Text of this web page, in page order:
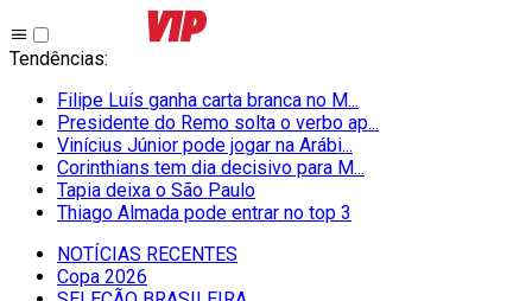
Tendências:
Filipe Luís ganha carta branca no M...
Presidente do Remo solta o verbo ap...
Vinícius Júnior pode jogar na Arábi...
Corinthians tem dia decisivo para M...
Tapia deixa o São Paulo
Thiago Almada pode entrar no top 3
NOTÍCIAS RECENTES
Copa 2026